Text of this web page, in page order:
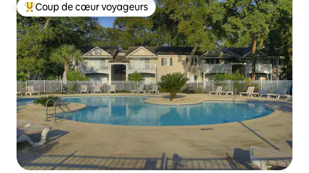
Coups de cœur voyageurs les plus appréciés
Coup de cœur voyageurs